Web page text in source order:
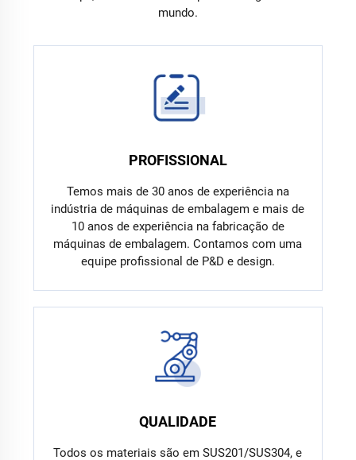
mundo.
PROFISSIONAL
Temos mais de 30 anos de experiência na
indústria de máquinas de embalagem e mais de
10 anos de experiência na fabricação de
máquinas de embalagem. Contamos com uma
equipe profissional de P&D e design.
QUALIDADE
Todos os materiais são em SUS201/SUS304, e